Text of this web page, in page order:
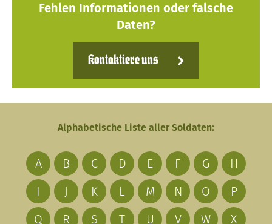
Fehlen Informationen oder falsche
Daten?
Kontaktiere uns
Alphabetische Liste aller Soldaten:
A B C D E F G
H
I
J K L M N O
P
Q
R S T U V W X